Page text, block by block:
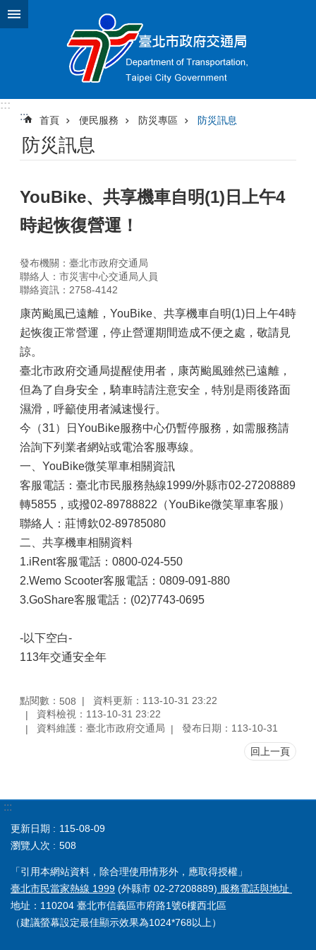
跳到主要內容區塊
:::
:::
首頁 便民服務 防災專區 防災訊息
防災訊息
YouBike、共享機車自明(1)日上午4
時起恢復營運！
發布機關：臺北市政府交通局
聯絡人：市災害中心交通局人員
聯絡資訊：2758-4142
康芮颱風已遠離，YouBike、共享機車自明(1)日上午4時
起恢復正常營運，停止營運期間造成不便之處，敬請見
諒。
臺北市政府交通局提醒使用者，康芮颱風雖然已遠離，
但為了自身安全，騎車時請注意安全，特別是雨後路面
濕滑，呼籲使用者減速慢行。
今（31）日YouBike服務中心仍暫停服務，如需服務請
洽詢下列業者網站或電洽客服專線。
一、YouBike微笑單車相關資訊
客服電話：臺北市民服務熱線1999/外縣市02-27208889
轉5855，或撥02-89788822（YouBike微笑單車客服）
聯絡人：莊博欽02-89785080
二、共享機車相關資料
1.iRent客服電話：0800-024-550
2.Wemo Scooter客服電話：0809-091-880
3.GoShare客服電話：(02)7743-0695
-以下空白-
113年交通安全年
點閱數： 508
資料更新：113-10-31 23:22
資料檢視：113-10-31 23:22
資料維護：臺北市政府交通局
發布日期：113-10-31
回上一頁
:::
更新日期
115-08-09
瀏覽人次
508
「引用本網站資料，除合理使用情形外，應取得授權」
臺北市民當家熱線 1999 (外縣市 02-27208889) 服務電話與地址
地址：110204 臺北巿信義區巿府路1號6樓西北區
（建議螢幕設定最佳顯示效果為1024*768以上）